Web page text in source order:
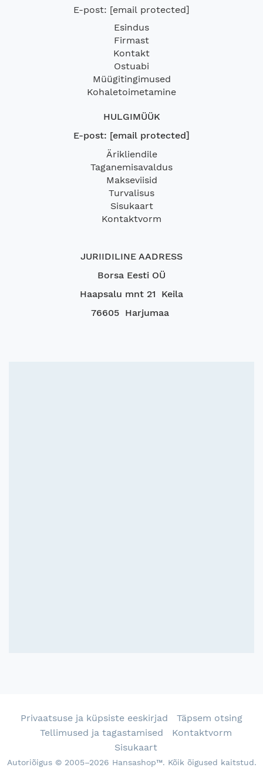
E-post: [email protected]
Esindus
Firmast
Kontakt
Ostuabi
Müügitingimused
Kohaletoimetamine
HULGIMÜÜK
E-post: [email protected]
Ärikliendile
Taganemisavaldus
Makseviisid
Turvalisus
Sisukaart
Kontaktvorm
JURIIDILINE AADRESS
Borsa Eesti OÜ
Haapsalu mnt 21 Keila
76605 Harjumaa
Privaatsuse ja küpsiste eeskirjad
Täpsem otsing
Tellimused ja tagastamised
Kontaktvorm
Sisukaart
Autoriõigus © 2005–2026 Hansashop™. Kõik õigused kaitstud.